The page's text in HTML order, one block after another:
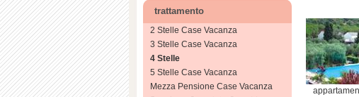
trattamento
2 Stelle Case Vacanza
3 Stelle Case Vacanza
4 Stelle
5 Stelle Case Vacanza
Mezza Pensione Case Vacanza